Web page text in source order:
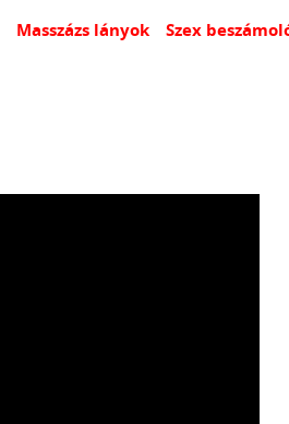
Masszázs lányok Szex